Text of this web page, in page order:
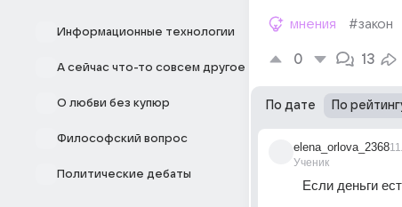
Информационные технологии
А сейчас что-то совсем другое
О любви без купюр
Философский вопрос
Политические дебаты
мнения #закон
0 13
По дате По
elena_orlova_2368
Ученик
Если деньги